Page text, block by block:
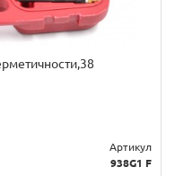
Артикул
938G1 F